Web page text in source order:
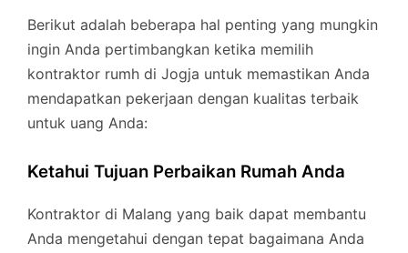
Berikut adalah beberapa hal penting yang mungkin
ingin Anda pertimbangkan ketika memilih
kontraktor rumh di Jogja untuk memastikan Anda
mendapatkan pekerjaan dengan kualitas terbaik
untuk uang Anda:
Ketahui Tujuan Perbaikan Rumah Anda
Kontraktor di Malang yang baik dapat membantu
Anda mengetahui dengan tepat bagaimana Anda